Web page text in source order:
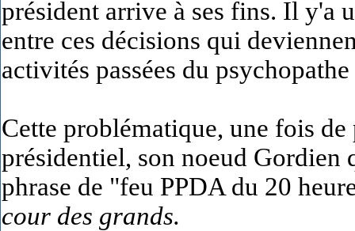
président arrive à ses fins. Il y'a
entre ces décisions qui
activités passées du
Cette problématique, une fois
présidentiel, son noeud Gordien
phrase de "feu PPDA du 20
cour des grands.